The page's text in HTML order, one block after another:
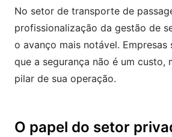
No setor de transporte de
profissionalização da gestão de
o avanço mais notável. Empresas
que a segurança não é um custo,
pilar de sua operação.
O papel do setor